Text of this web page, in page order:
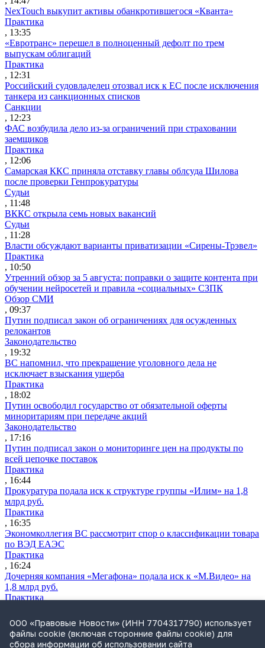
NexTouch выкупит активы обанкротившегося «Кванта»
Практика
, 13:35
«Евротранс» перешел в полноценный дефолт по трем
выпускам облигаций
Практика
, 12:31
Российский судовладелец отозвал иск к ЕС после исключения
танкера из санкционных списков
Санкции
, 12:23
ФАС возбудила дело из-за ограничений при страховании
заемщиков
Практика
, 12:06
Самарская ККС приняла отставку главы облсуда Шилова
после проверки Генпрокуратуры
Судьи
, 11:48
ВККС открыла семь новых вакансий
Судьи
, 11:28
Власти обсуждают варианты приватизации «Сирены-Трэвел»
Практика
, 10:50
Утренний обзор за 5 августа: поправки о защите контента при
обучении нейросетей и правила «социальных» СЗПК
Обзор СМИ
, 09:37
Путин подписал закон об ограничениях для осужденных
релокантов
Законодательство
, 19:32
ВС напомнил, что прекращение уголовного дела не
исключает взыскания ущерба
Практика
, 18:02
Путин освободил государство от обязательной оферты
миноритариям при передаче акций
Законодательство
, 17:16
Путин подписал закон о мониторинге цен на продукты по
всей цепочке поставок
Практика
, 16:44
Прокуратура подала иск к структуре группы «Илим» на 1,8
млрд руб.
Практика
, 16:35
Экономколлегия ВС рассмотрит спор о классификации товара
по ВЭД ЕАЭС
Практика
, 16:24
Дочерняя компания «Мегафона» подала иск к «М.Видео» на
1,8 млрд руб.
Практика
СИП проверит отмену патента на систему управления
устройствами после возражений «Яндекса»
Практика
ООО «Правовые Новости» (ИНН 7704317790) использует
файлы cookie (включая сторонние файлы cookie) для
сбора информации об использовании сайта